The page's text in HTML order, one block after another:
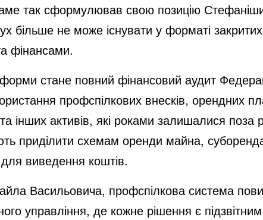
так сформулював свою позицію
більше не може існувати у форматі
фінансами.
стане повний фінансовий аудит
профспілкових внесків, орендних
та інших активів, які роками залишалися
приділити схемам оренди майна,
виведення коштів.
Васильовича, профспілкова система
управління, де кожне рішення є